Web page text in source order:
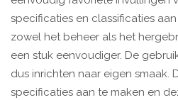
specificaties en classificaties
zowel het beheer als het
een stuk eenvoudiger. De
dus inrichten naar eigen smaak.
specificaties aan te maken en